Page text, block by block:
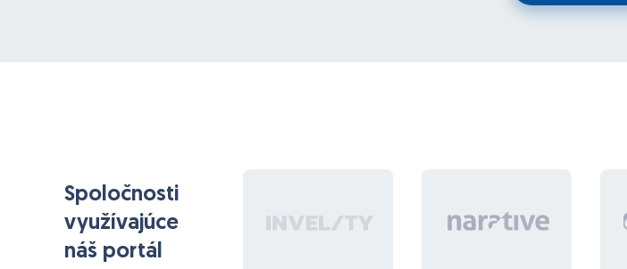
V prípade záujmu objasním všetky požiadavky z
našej strany e-mailom alebo osobne.
Spoločnosti
využívajúce
náš portál